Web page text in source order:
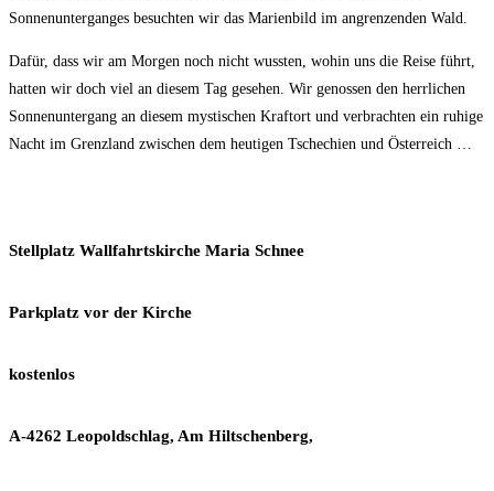
Sonnenunterganges besuchten wir das Marienbild im angrenzenden Wald.
Dafür, dass wir am Morgen noch nicht wussten, wohin uns die Reise führt,
hatten wir doch viel an diesem Tag gesehen. Wir genossen den herrlichen
Sonnenuntergang an diesem mystischen Kraftort und verbrachten ein ruhige
Nacht im Grenzland zwischen dem heutigen Tschechien und Österreich …
Stellplatz Wallfahrtskirche Maria Schnee
Parkplatz vor der Kirche
kostenlos
A-4262 Leopoldschlag, Am Hiltschenberg,